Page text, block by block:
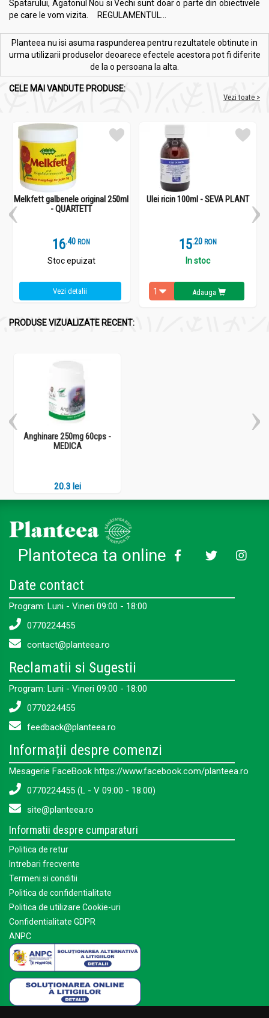
Spatarului, Agatonul Nou si Vechi sunt doar o parte din obiectivele
pe care le vom vizita. REGULAMENTUL...
Planteea nu isi asuma raspunderea pentru rezultatele obtinute in
urma utilizarii produselor deoarece efectele acestora pot fi diferite
de la o persoana la alta.
CELE MAI VANDUTE PRODUSE:
Vezi toate >
Melkfett galbenele original 250ml
- QUARTETT
16.4 RON
Stoc epuizat
Vezi detalii
Ulei ricin 100ml - SEVA PLANT
15.2 RON
In stoc
Adauga
PRODUSE VIZUALIZATE RECENT:
Anghinare 250mg 60cps -
MEDICA
20.3 lei
Plantoteca ta online
Date contact
Program: Luni - Vineri 09:00 - 18:00
0770224455
contact@planteea.ro
Reclamatii si Sugestii
Program: Luni - Vineri 09:00 - 18:00
0770224455
feedback@planteea.ro
Informații despre comenzi
Mesagerie FaceBook https://www.facebook.com/planteea.ro
0770224455 (L - V 09:00 - 18:00)
site@planteea.ro
Informatii despre cumparaturi
Politica de retur
Intrebari frecvente
Termeni si conditii
Politica de confidentialitate
Politica de utilizare Cookie-uri
Confidentialitate GDPR
ANPC